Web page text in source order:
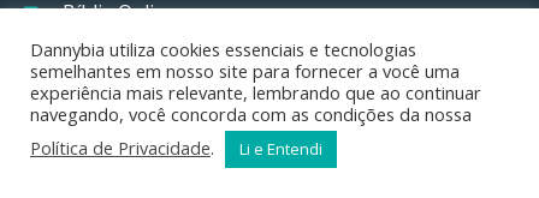
Bíblia Online
Bíblia Sagrada
Curiosidades Bíblicas
Dannybia utiliza cookies essenciais e tecnologias
semelhantes em nosso site para fornecer a você uma
experiência mais relevante, lembrando que ao continuar
navegando, você concorda com as condições da nossa
Política de Privacidade. Li e Entendi